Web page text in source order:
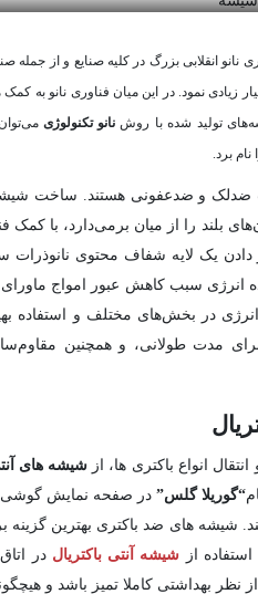
نانو انقلابی بزرگ در کلیه صنایع و از
زیادی نمود. در این میان فناوری نانو
تولید شده با روش نانو تکنولوژی
برد.
ضدلک و ضدعفونی هستند. ساخت
بلند را از میان برمی‌دارد، با
دادن یک لایه شفاف محتوی
انرژی سبب کاهش عبور امواج
در بخش‌های مختلف و استفاده
مدت طولانی، و همچنین
انواع باکتری ها، از شیشه های
“گوریلا گلس” در صفحه نمایش گوشی
شیشه های ضد باکتری بهترین گزینه
از شیشه آنتی باکتریال در
نظر بهداشتی کاملا تمیز باشد و